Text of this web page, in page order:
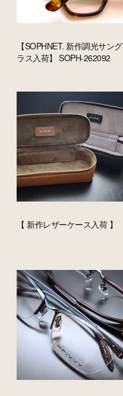
【SOPHNET. 新作調光サング
ラス入荷】 SOPH-262092
【 新作レザーケース入荷 】